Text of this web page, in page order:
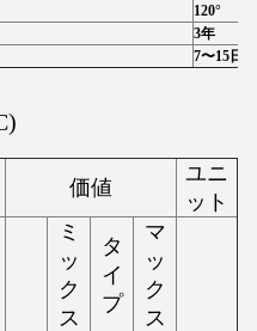
120°
3年
7〜15日
価値
ユニ
ット
ミ
ッ
ク
ス
タ
イ
プ
マ
ッ
ク
ス